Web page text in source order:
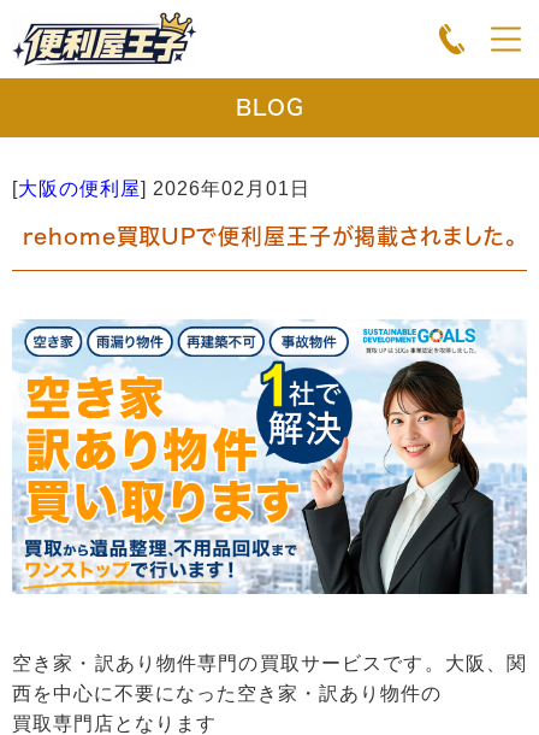
BLOG
[大阪の便利屋] 2026年02月01日
rehome買取UPで便利屋王子が掲載されました。
空き家・訳あり物件専門の買取サービスです。大阪、関
西を中心に不要になった空き家・訳あり物件の
買取専門店となります